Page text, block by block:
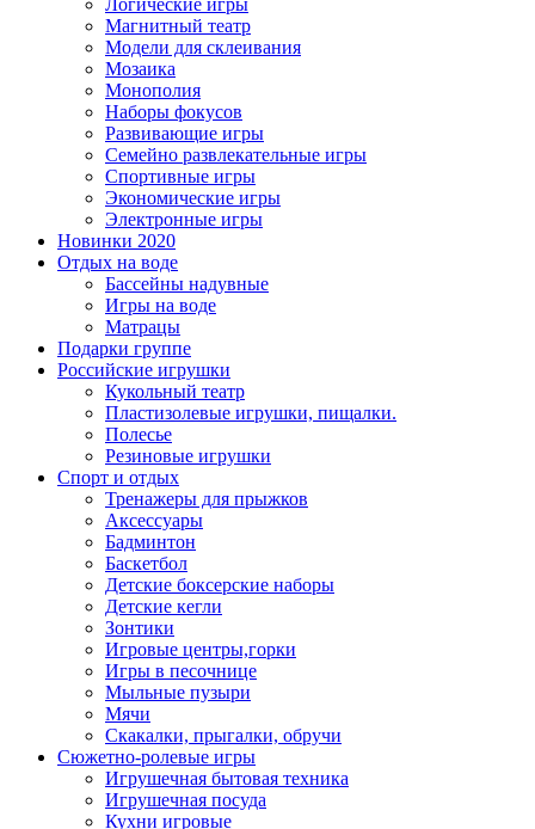
Логические игры
Магнитный театр
Модели для склеивания
Мозаика
Монополия
Наборы фокусов
Развивающие игры
Семейно развлекательные игры
Спортивные игры
Экономические игры
Электронные игры
Новинки 2020
Отдых на воде
Бассейны надувные
Игры на воде
Матрацы
Подарки группе
Российские игрушки
Кукольный театр
Пластизолевые игрушки, пищалки.
Полесье
Резиновые игрушки
Спорт и отдых
Тренажеры для прыжков
Аксессуары
Бадминтон
Баскетбол
Детские боксерские наборы
Детские кегли
Зонтики
Игровые центры,горки
Игры в песочнице
Мыльные пузыри
Мячи
Скакалки, прыгалки, обручи
Сюжетно-ролевые игры
Игрушечная бытовая техника
Игрушечная посуда
Кухни игровые